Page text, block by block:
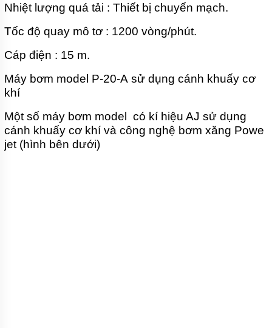
BƠM
HÚT BÙN
KIỂU
CÁNH
XOÁY
PIRANHA
HÚT BÙN
THẢI
CÔNG
NGHIỆP
PIRANHA
Nhiệt lượng quá tải : Thiết bị chuyển mạch.
Tốc độ quay mô tơ : 1200 vòng/phút.
Cáp điện : 15 m.
Máy bơm model P-20-A sử dụng cánh khuấy cơ
khí
Một số máy bơm model có kí hiệu AJ sử dụng
cánh khuấy cơ khí và công nghệ bơm xăng Powe
jet (hình bên dưới)